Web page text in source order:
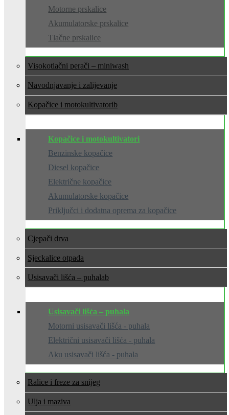
Motorne prskalice
Akumulatorske prskalice
Tlačne prskalice
Visokotlačni perači – miniwash
Navodnjavanje i zalijevanje
Kopačice i motokultivatori
Kopačice i motokultivatori
Benzinske kopačice
Diesel kopačice
Električne kopačice
Akumulatorske kopačice
Priključci i dodatna oprema za kopačice
Cjepači drva
Sjeckalice otpada
Usisavači lišća – puhala
Usisavači lišća – puhala
Motorni usisavači lišća - puhala
Električni usisavači lišća - puhala
Aku usisavači lišća - puhala
Ralice i freze za snijeg
Ulja i maziva